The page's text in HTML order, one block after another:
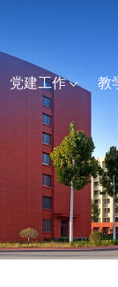
党建工作 教